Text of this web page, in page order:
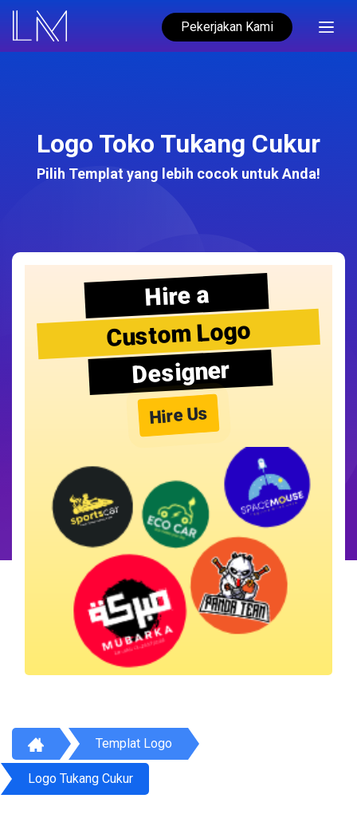
Pekerjakan Kami
Logo Toko Tukang Cukur
Pilih Templat yang lebih cocok untuk Anda!
Hire a
Custom Logo
Designer
Hire Us
Templat Logo
Logo Tukang Cukur